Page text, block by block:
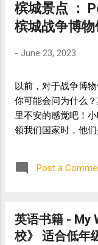
槟城景点 ：
槟城战争博物
- June 23, 2023
以前，对于战争博
你可能会问为什么
里不安的感觉吧！
领我们国家时，他
Post a
英语书籍 - My
校》 适合低年